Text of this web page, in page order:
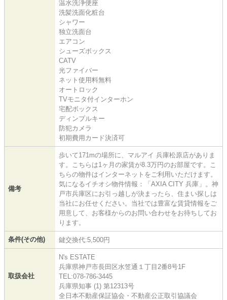
温水洗浄便座
洗髪洗面化粧台
シャワー
独立洗面台
エアコン
シューズボックス
CATV
光ファイバー
ネット使用料無料
オートロック
TVモニタ付インターホン
宅配ボックス
ディンプルキー
防犯カメラ
初期費用カード決済可
備考
歩いて171mの場所に、マルアイ 兵庫松原店がありま
す。こちらは1ヶ月の家賃が8.3万円のお部屋です。こ
ちらの物件はインターネットをご利用いただけます。
気になるイチオシ物件情報：「AXIA CITY 兵庫」。神
戸市兵庫区にお引っ越しが決まったら、住まい探しは
当社にお任せください。当社では豊富な賃貸情報をご
用意して、お客様からのお問い合わせをお待ちしてお
ります。
条件(その他) 鍵交換代:5,500円
取扱会社
N's ESTATE
兵庫県神戸市長田区水笠通１丁目2番8号1F
TEL:078-786-3445
兵庫県知事 (1) 第12313号
全日本不動産保証協会・不動産公正取引協議会